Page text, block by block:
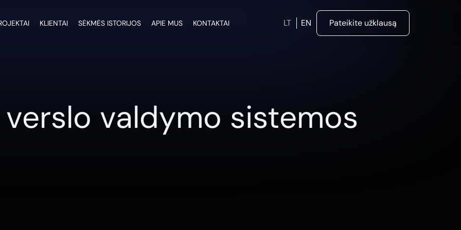
KLIENTAI SĖKMĖS ISTORIJOS APIE MUS KONTAKTAI LT EN Pateikite užklausą
valdymo sistemos